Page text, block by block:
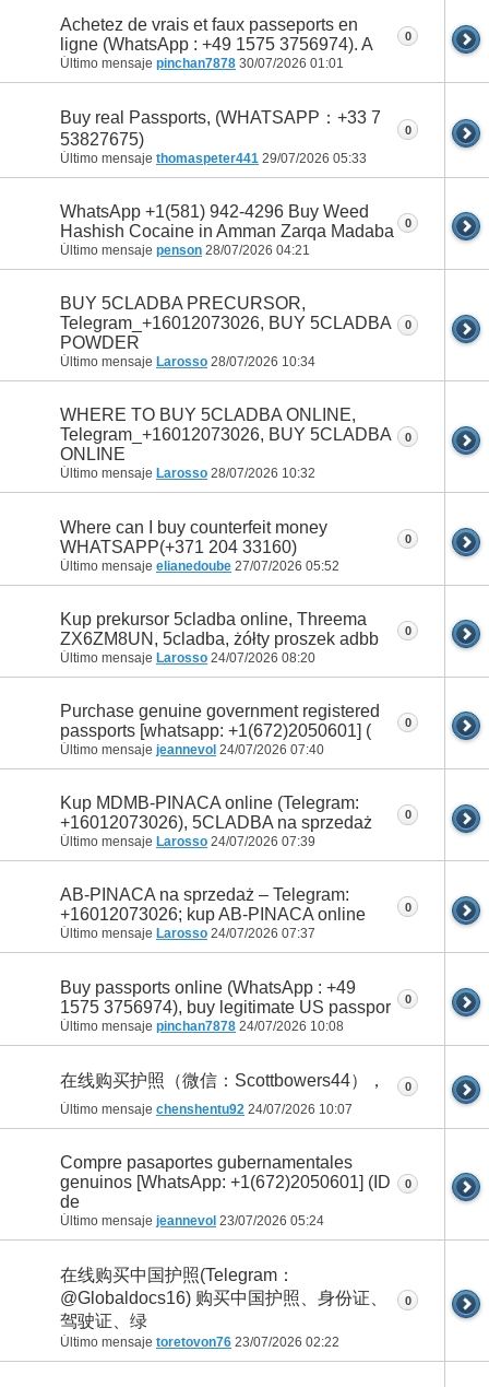
Achetez de vrais et faux passeports en
ligne (WhatsApp : +49 1575 3756974). A
Último mensaje pinchan7878 30/07/2026 01:01
0
Buy real Passports, (WHATSAPP：+33 7
53827675)
Último mensaje thomaspeter441 29/07/2026 05:33
0
WhatsApp +1(581) 942-4296 Buy Weed
Hashish Cocaine in Amman Zarqa Madaba
Último mensaje penson 28/07/2026 04:21
0
BUY 5CLADBA PRECURSOR,
Telegram_+16012073026, BUY 5CLADBA
POWDER
Último mensaje Larosso 28/07/2026 10:34
0
WHERE TO BUY 5CLADBA ONLINE,
Telegram_+16012073026, BUY 5CLADBA
ONLINE
Último mensaje Larosso 28/07/2026 10:32
0
Where can I buy counterfeit money
WHATSAPP(+371 204 33160)
Último mensaje elianedoube 27/07/2026 05:52
0
Kup prekursor 5cladba online, Threema
ZX6ZM8UN, 5cladba, żółty proszek adbb
Último mensaje Larosso 24/07/2026 08:20
0
Purchase genuine government registered
passports [whatsapp: +1(672)2050601] (
Último mensaje jeannevol 24/07/2026 07:40
0
Kup MDMB-PINACA online (Telegram:
+16012073026), 5CLADBA na sprzedaż
Último mensaje Larosso 24/07/2026 07:39
0
AB-PINACA na sprzedaż – Telegram:
+16012073026; kup AB-PINACA online
Último mensaje Larosso 24/07/2026 07:37
0
Buy passports online (WhatsApp : +49
1575 3756974), buy legitimate US passpor
Último mensaje pinchan7878 24/07/2026 10:08
0
在线购买护照（微信：Scottbowers44），
Último mensaje chenshentu92 24/07/2026 10:07
0
Compre pasaportes gubernamentales
genuinos [WhatsApp: +1(672)2050601] (ID
de
Último mensaje jeannevol 23/07/2026 05:24
0
在线购买中国护照(Telegram：
@Globaldocs16) 购买中国护照、身份证、
驾驶证、绿
Último mensaje toretovon76 23/07/2026 02:22
0